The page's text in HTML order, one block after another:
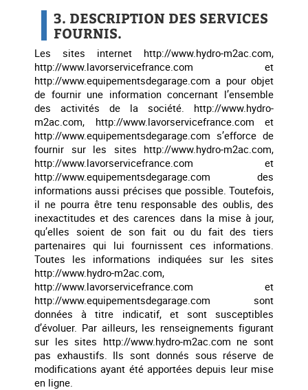
3. DESCRIPTION DES SERVICES
FOURNIS.
Les sites internet http://www.hydro-m2ac.com,
http://www.lavorservicefrance.com et
http://www.equipementsdegarage.com a pour objet
de fournir une information concernant l’ensemble
des activités de la société. http://www.hydro-
m2ac.com, http://www.lavorservicefrance.com et
http://www.equipementsdegarage.com s’efforce de
fournir sur les sites http://www.hydro-m2ac.com,
http://www.lavorservicefrance.com et
http://www.equipementsdegarage.com des
informations aussi précises que possible. Toutefois,
il ne pourra être tenu responsable des oublis, des
inexactitudes et des carences dans la mise à jour,
qu’elles soient de son fait ou du fait des tiers
partenaires qui lui fournissent ces informations.
Toutes les informations indiquées sur les sites
http://www.hydro-m2ac.com,
http://www.lavorservicefrance.com et
http://www.equipementsdegarage.com sont
données à titre indicatif, et sont susceptibles
d’évoluer. Par ailleurs, les renseignements figurant
sur les sites http://www.hydro-m2ac.com ne sont
pas exhaustifs. Ils sont donnés sous réserve de
modifications ayant été apportées depuis leur mise
en ligne.